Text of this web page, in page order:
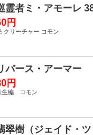
霊者ミ・アモーレ
円
クリーチャー コモン
バース・アーマー
円
生編 コモン
翠樹（ジェイド・ツ